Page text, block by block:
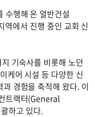
수행해 온 얼반건설
에서 진행 중인 교회 신
기숙사를 비롯해 노던
케어 시설 등 다양한 신
경험을 축적해 왔다. 이
트랙터(General
하고 있다.